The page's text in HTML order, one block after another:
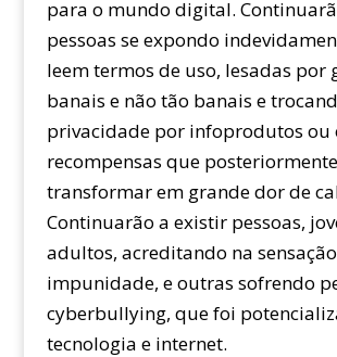
para o mundo digital.
pessoas se expondo
leem termos de uso, lesadas por
banais e não tão banais e
privacidade por infoprodutos ou
recompensas que
transformar em grande dor de
Continuarão a existir pessoas,
adultos, acreditando na
impunidade, e outras sofrendo
cyberbullying, que foi
tecnologia e internet.